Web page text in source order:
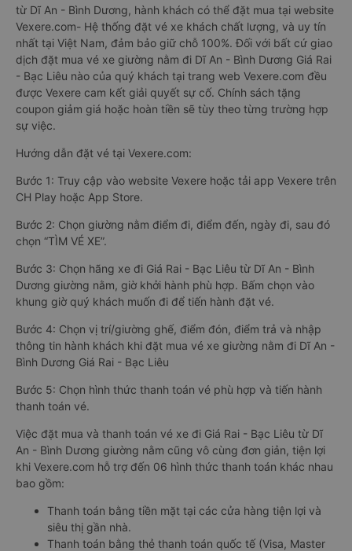
từ Dĩ An - Bình Dương, hành khách có thể đặt mua tại website
Vexere.com- Hệ thống đặt vé xe khách chất lượng, và uy tín
nhất tại Việt Nam, đảm bảo giữ chỗ 100%. Đối với bất cứ giao
dịch đặt mua vé xe giường nằm đi Dĩ An - Bình Dương Giá Rai
- Bạc Liêu nào của quý khách tại trang web Vexere.com đều
được Vexere cam kết giải quyết sự cố. Chính sách tặng
coupon giảm giá hoặc hoàn tiền sẽ tùy theo từng trường hợp
sự việc.
Hướng dẫn đặt vé tại Vexere.com:
Bước 1: Truy cập vào website Vexere hoặc tải app Vexere trên
CH Play hoặc App Store.
Bước 2: Chọn giường nằm điểm đi, điểm đến, ngày đi, sau đó
chọn “TÌM VÉ XE”.
Bước 3: Chọn hãng xe đi Giá Rai - Bạc Liêu từ Dĩ An - Bình
Dương giường nằm, giờ khởi hành phù hợp. Bấm chọn vào
khung giờ quý khách muốn đi để tiến hành đặt vé.
Bước 4: Chọn vị trí/giường ghế, điểm đón, điểm trả và nhập
thông tin hành khách khi đặt mua vé xe giường nằm đi Dĩ An -
Bình Dương Giá Rai - Bạc Liêu
Bước 5: Chọn hình thức thanh toán vé phù hợp và tiến hành
thanh toán vé.
Việc đặt mua và thanh toán vé xe đi Giá Rai - Bạc Liêu từ Dĩ
An - Bình Dương giường nằm cũng vô cùng đơn giản, tiện lợi
khi Vexere.com hỗ trợ đến 06 hình thức thanh toán khác nhau
bao gồm:
Thanh toán bằng tiền mặt tại các cửa hàng tiện lợi và
siêu thị gần nhà.
Thanh toán bằng thẻ thanh toán quốc tế (Visa, Master